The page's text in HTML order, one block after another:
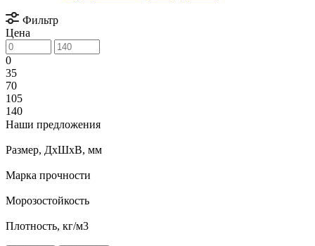
Фильтр
Цена
0
35
70
105
140
Наши предложения
Размер, ДхШхВ, мм
Марка прочности
Морозостойкость
Плотность, кг/м3